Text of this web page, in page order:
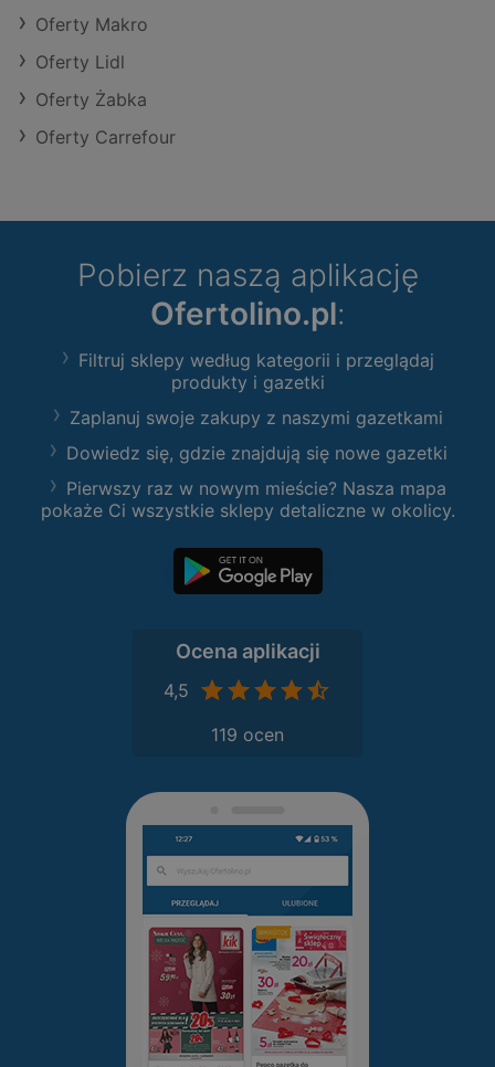
Oferty Makro
Oferty Lidl
Oferty Żabka
Oferty Carrefour
Pobierz naszą aplikację
Ofertolino.pl:
Filtruj sklepy według kategorii i przeglądaj
produkty i gazetki
Zaplanuj swoje zakupy z naszymi gazetkami
Dowiedz się, gdzie znajdują się nowe gazetki
Pierwszy raz w nowym mieście? Nasza mapa
pokaże Ci wszystkie sklepy detaliczne w okolicy.
Ocena aplikacji
4,5
119 ocen